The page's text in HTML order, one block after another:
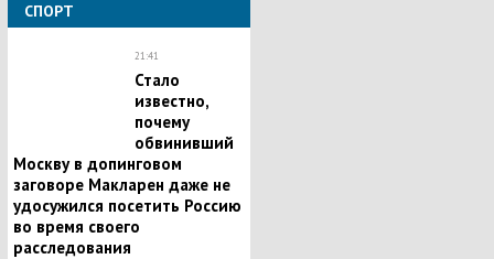
СПОРТ
21:41
Стало
известно,
почему
обвинивший
Москву в допинговом
заговоре Макларен даже не
удосужился посетить Россию
во время своего
расследования